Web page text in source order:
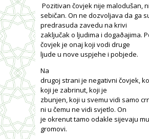
Pozitivan čovjek nije malodušan,
sebičan. On ne dozvoljava da ga
predrasuda zavedu na krivi
zaključak o ljudima i dogaðajima.
čovjek je onaj koji vodi druge
ljude u nove uspjehe i pobjede.
Na
drugoj strani je negativni čovjek,
koji je zabrinut, koji je
zbunjen, koji u svemu vidi samo
ni u čemu ne vidi svjetlo. On
je okrenut tamo odakle sijevaju
gromovi.